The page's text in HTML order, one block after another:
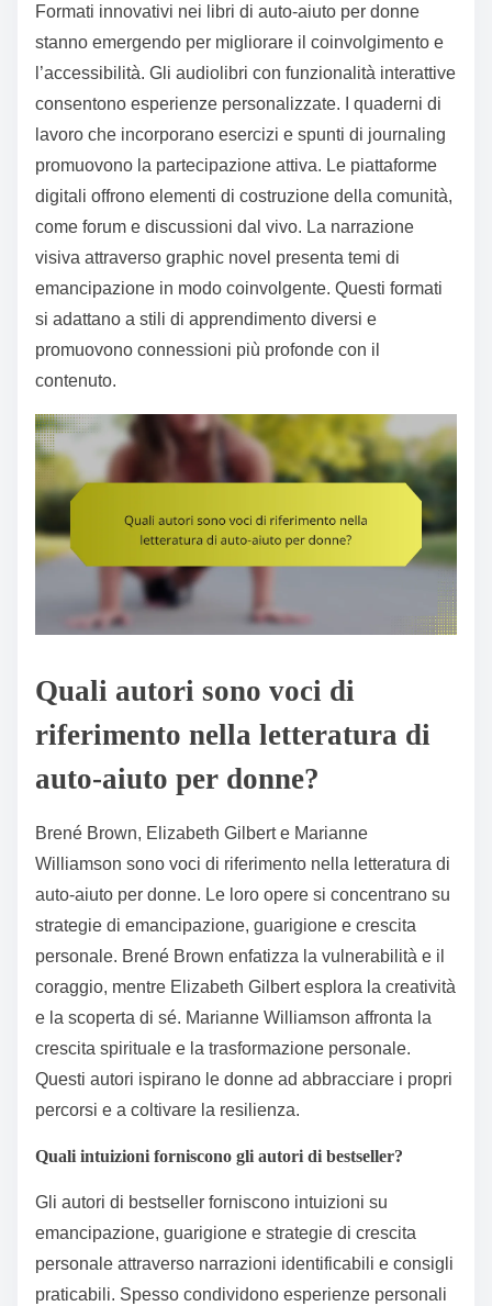
Formati innovativi nei libri di auto-aiuto per donne
stanno emergendo per migliorare il coinvolgimento e
l’accessibilità. Gli audiolibri con funzionalità interattive
consentono esperienze personalizzate. I quaderni di
lavoro che incorporano esercizi e spunti di journaling
promuovono la partecipazione attiva. Le piattaforme
digitali offrono elementi di costruzione della comunità,
come forum e discussioni dal vivo. La narrazione
visiva attraverso graphic novel presenta temi di
emancipazione in modo coinvolgente. Questi formati
si adattano a stili di apprendimento diversi e
promuovono connessioni più profonde con il
contenuto.
Quali autori sono voci di
riferimento nella letteratura di
auto-aiuto per donne?
Brené Brown, Elizabeth Gilbert e Marianne
Williamson sono voci di riferimento nella letteratura di
auto-aiuto per donne. Le loro opere si concentrano su
strategie di emancipazione, guarigione e crescita
personale. Brené Brown enfatizza la vulnerabilità e il
coraggio, mentre Elizabeth Gilbert esplora la creatività
e la scoperta di sé. Marianne Williamson affronta la
crescita spirituale e la trasformazione personale.
Questi autori ispirano le donne ad abbracciare i propri
percorsi e a coltivare la resilienza.
Quali intuizioni forniscono gli autori di bestseller?
Gli autori di bestseller forniscono intuizioni su
emancipazione, guarigione e strategie di crescita
personale attraverso narrazioni identificabili e consigli
praticabili. Spesso condividono esperienze personali